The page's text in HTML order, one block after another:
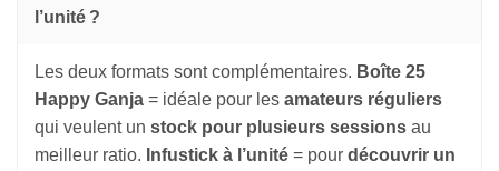
l’unité ?
Les deux formats sont complémentaires. Boîte 25
Happy Ganja = idéale pour les amateurs réguliers
qui veulent un stock pour plusieurs sessions au
meilleur ratio. Infustick à l’unité = pour découvrir un